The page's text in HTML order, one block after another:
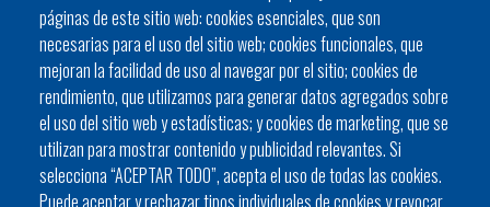
páginas de este sitio web: cookies esenciales, que son
necesarias para el uso del sitio web; cookies funcionales, que
mejoran la facilidad de uso al navegar por el sitio; cookies de
rendimiento, que utilizamos para generar datos agregados sobre
el uso del sitio web y estadísticas; y cookies de marketing, que se
utilizan para mostrar contenido y publicidad relevantes. Si
selecciona “ACEPTAR TODO”, acepta el uso de todas las cookies.
C / General Riera, 111 07010 Palma
Phone 971 760911 - Fax 971 763102